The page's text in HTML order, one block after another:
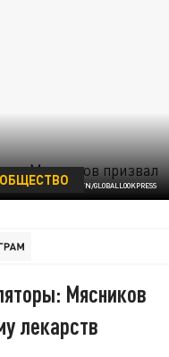
VICTOR LISITSYN/GLOBALLOOKPRESS
ОБЩЕСТВО
Мясников
лекарств